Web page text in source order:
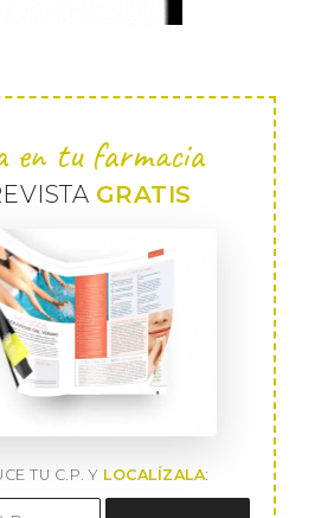
en tu farmacia
GRATIS
TU C.P. Y LOCALÍZALA: